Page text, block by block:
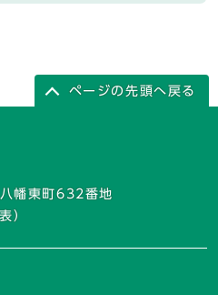
ページの先頭へ戻る
幡東町632番地
）